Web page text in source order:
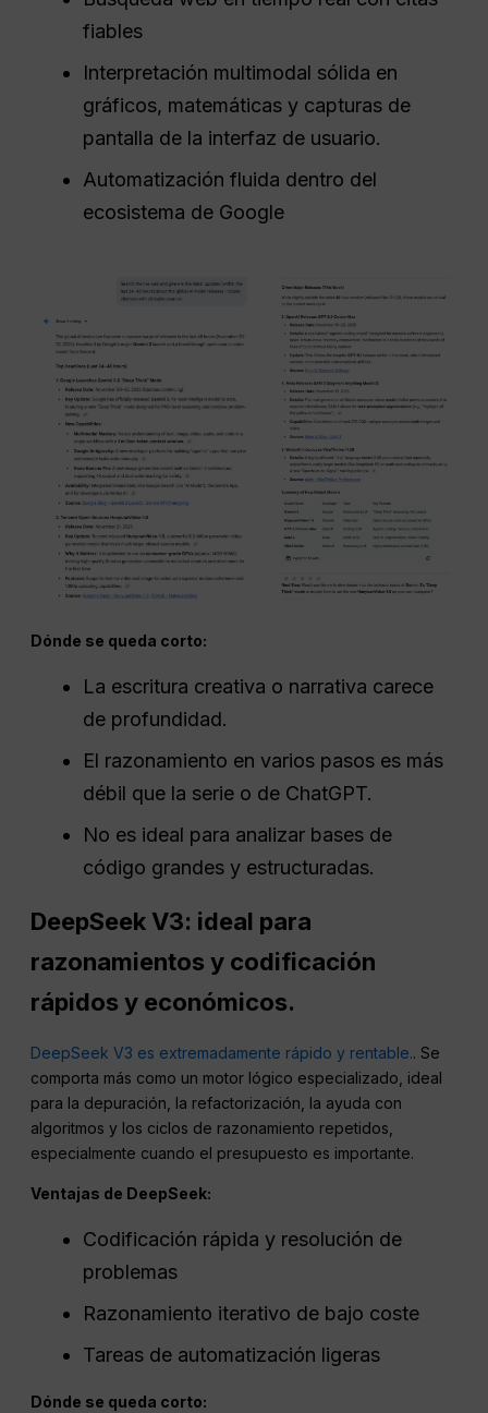
fiables
Interpretación multimodal sólida en
gráficos, matemáticas y capturas de
pantalla de la interfaz de usuario.
Automatización fluida dentro del
ecosistema de Google
Dónde se queda corto:
La escritura creativa o narrativa carece
de profundidad.
El razonamiento en varios pasos es más
débil que la serie o de ChatGPT.
No es ideal para analizar bases de
código grandes y estructuradas.
DeepSeek V3: ideal para
razonamientos y codificación
rápidos y económicos.
DeepSeek V3 es extremadamente rápido y rentable.. Se
comporta más como un motor lógico especializado, ideal
para la depuración, la refactorización, la ayuda con
algoritmos y los ciclos de razonamiento repetidos,
especialmente cuando el presupuesto es importante.
Ventajas de DeepSeek:
Codificación rápida y resolución de
problemas
Razonamiento iterativo de bajo coste
Tareas de automatización ligeras
Dónde se queda corto: